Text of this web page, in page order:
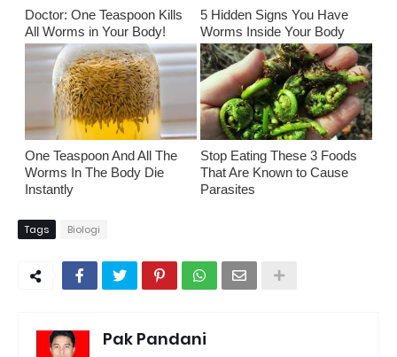
Doctor: One Teaspoon Kills
All Worms in Your Body!
5 Hidden Signs You Have
Worms Inside Your Body
One Teaspoon And All The
Worms In The Body Die
Instantly
Stop Eating These 3 Foods
That Are Known to Cause
Parasites
Tags Biologi
Pak Pandani